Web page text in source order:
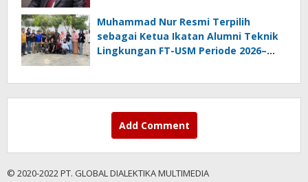
Muhammad Nur Resmi Terpilih
sebagai Ketua Ikatan Alumni Teknik
Lingkungan FT-USM Periode 2026–
Add Comment
© 2020-2022 PT. GLOBAL DIALEKTIKA MULTIMEDIA